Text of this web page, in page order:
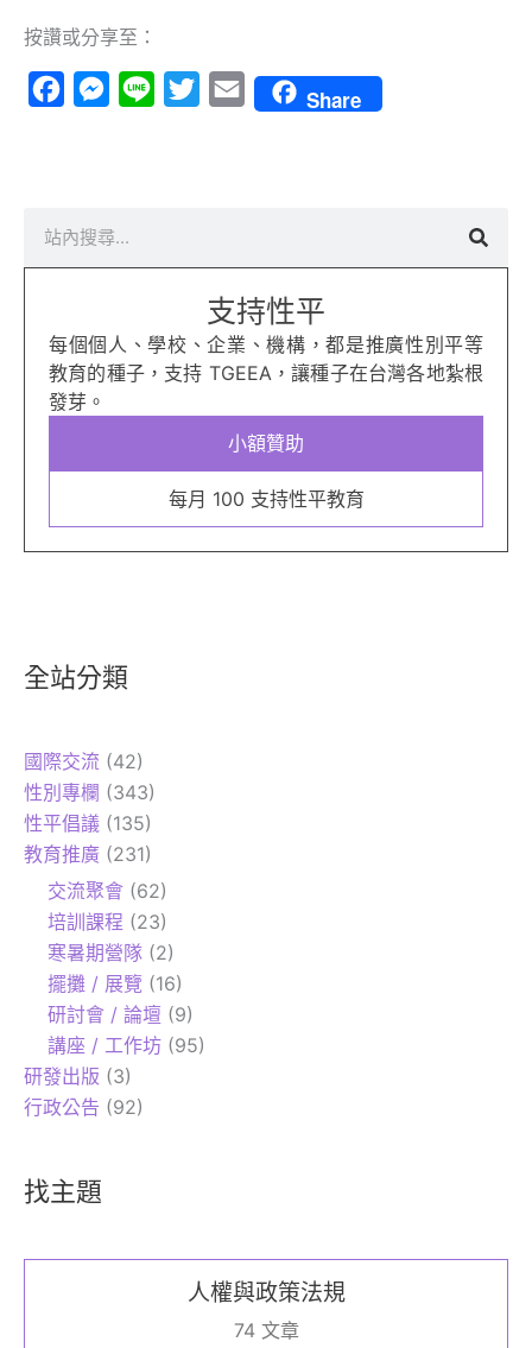
按讚或分享至：
FacebookMessenger
Line TwitterEmail Share
支持性平
每個個人、學校、企業、機構，都是推廣性別平等
教育的種子，支持 TGEEA，讓種子在台灣各地紮根
發芽。
小額贊助
每月 100 支持性平教育
全站分類
國際交流 (42)
性別專欄 (343)
性平倡議 (135)
教育推廣 (231)
交流聚會 (62)
培訓課程 (23)
寒暑期營隊 (2)
擺攤 / 展覽 (16)
研討會 / 論壇 (9)
講座 / 工作坊 (95)
研發出版 (3)
行政公告 (92)
找主題
人權與政策法規
74 文章